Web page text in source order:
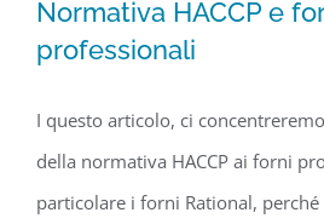
Normativa HACCP e
Normativa HACCP e
professionali
I questo articolo, ci
della normativa HACCP ai forni
particolare i forni Rational, perché